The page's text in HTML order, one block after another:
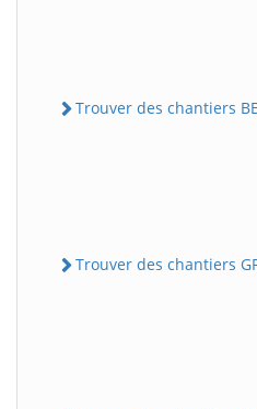
Trouver des chantiers
Trouver des chantiers